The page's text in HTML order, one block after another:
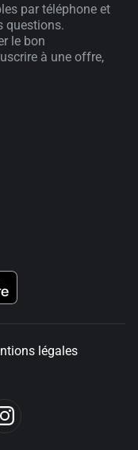
par téléphone et
questions.
le bon
à une offre,
légales